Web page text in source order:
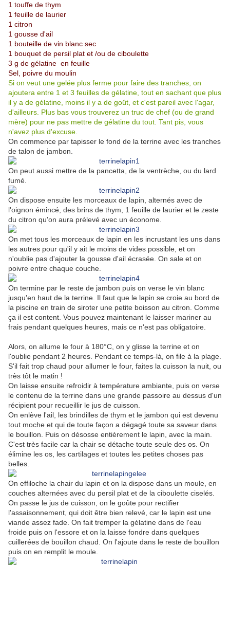
1 touffe de thym
1 feuille de laurier
1 citron
1 gousse d'ail
1 bouteille de vin blanc sec
1 bouquet de persil plat et /ou de ciboulette
3 g de gélatine en feuille
Sel, poivre du moulin
Si on veut une gelée plus ferme pour faire des tranches, on
ajoutera entre 1 et 3 feuilles de gélatine, tout en sachant que plus
il y a de gélatine, moins il y a de goût, et c'est pareil avec l'agar,
d'ailleurs. Plus bas vous trouverez un truc de chef (ou de grand
mère) pour ne pas mettre de gélatine du tout. Tant pis, vous
n'avez plus d'excuse.
On commence par tapisser le fond de la terrine avec les tranches
de talon de jambon.
On peut aussi mettre de la pancetta, de la ventrèche, ou du lard
fumé.
On dispose ensuite les morceaux de lapin, alternés avec de
l'oignon émincé, des brins de thym, 1 feuille de laurier et le zeste
du citron qu'on aura prélevé avec un économe.
On met tous les morceaux de lapin en les incrustant les uns dans
les autres pour qu'il y ait le moins de vides possible, et on
n'oublie pas d'ajouter la gousse d'ail écrasée. On sale et on
poivre entre chaque couche.
On termine par le reste de jambon puis on verse le vin blanc
jusqu'en haut de la terrine. Il faut que le lapin se croie au bord de
la piscine en train de siroter une petite boisson au citron. Comme
ça il est content. Vous pouvez maintenant le laisser mariner au
frais pendant quelques heures, mais ce n'est pas obligatoire.
Alors, on allume le four à 180°C, on y glisse la terrine et on
l'oublie pendant 2 heures. Pendant ce temps-là, on file à la plage.
S'il fait trop chaud pour allumer le four, faites la cuisson la nuit, ou
très tôt le matin !
On laisse ensuite refroidir à température ambiante, puis on verse
le contenu de la terrine dans une grande passoire au dessus d'un
récipient pour recueillir le jus de cuisson.
On enlève l'ail, les brindilles de thym et le jambon qui est devenu
tout moche et qui de toute façon a dégagé toute sa saveur dans
le bouillon. Puis on désosse entièrement le lapin, avec la main.
C'est très facile car la chair se détache toute seule des os. On
élimine les os, les cartilages et toutes les petites choses pas
belles.
On effiloche la chair du lapin et on la dispose dans un moule, en
couches alternées avec du persil plat et de la ciboulette ciselés.
On passe le jus de cuisson, on le goûte pour rectifier
l'assaisonnement, qui doit être bien relevé, car le lapin est une
viande assez fade. On fait tremper la gélatine dans de l'eau
froide puis on l'essore et on la laisse fondre dans quelques
cuillerées de bouillon chaud. On l'ajoute dans le reste de bouillon
puis on en remplit le moule.